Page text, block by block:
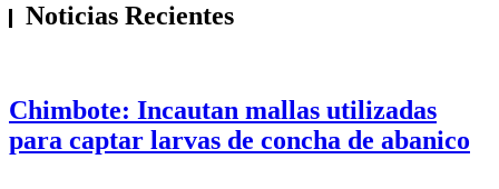
Noticias Recientes
Chimbote: Incautan mallas utilizadas
para captar larvas de concha de abanico